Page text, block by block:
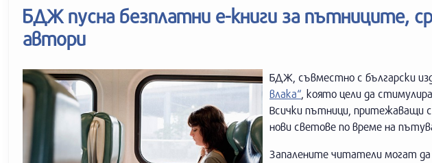
БДЖ пусна безплатни е-книги за пътниците,
автори
БДЖ, съвместно с български
влака“, която цели да
Всички пътници, притежаващи
нови светове по време на
Запалените читатели могат